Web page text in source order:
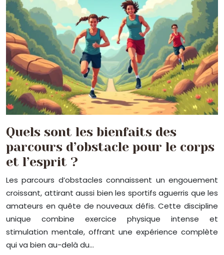
Quels sont les bienfaits des
parcours d’obstacle pour le corps
et l’esprit ?
Les parcours d’obstacles connaissent un engouement
croissant, attirant aussi bien les sportifs aguerris que les
amateurs en quête de nouveaux défis. Cette discipline
unique combine exercice physique intense et
stimulation mentale, offrant une expérience complète
qui va bien au-delà du…